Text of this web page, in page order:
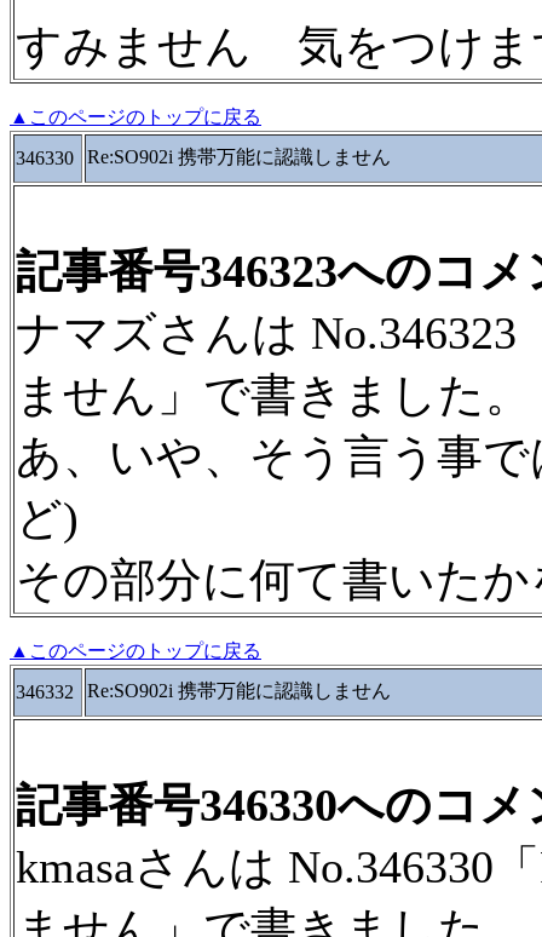
すみません 気をつけま
▲このページのトップに戻る
346330
Re:SO902i 携帯万能に認識しません
記事番号346323へのコメ
ナマズさんは No.346323
ません」で書きました。
あ、いや、そう言う事
ど)
その部分に何て書いた
▲このページのトップに戻る
346332
Re:SO902i 携帯万能に認識しません
記事番号346330へのコメ
kmasaさんは No.346330